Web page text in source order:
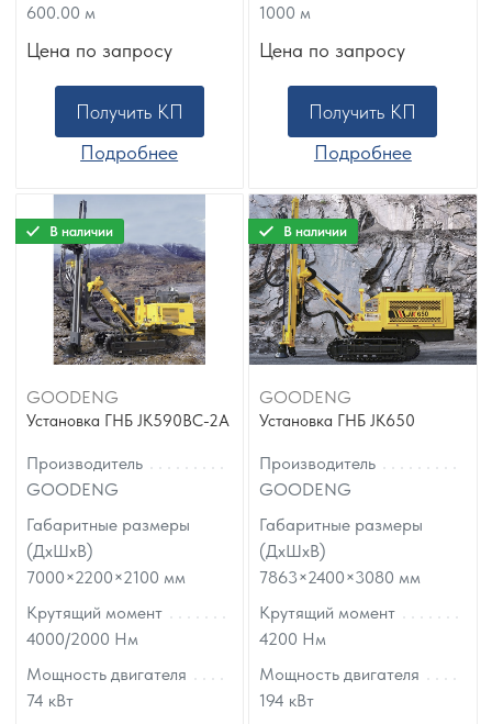
600.00 м
Цена по запросу
Получить КП
Подробнее
1000 м
Цена по запросу
Получить КП
Подробнее
В наличии
GOODENG
Установка ГНБ JK590BC-2A
Производитель
GOODENG
Габаритные размеры
(ДхШхВ)
7000×2200×2100 мм
Крутящий момент
4000/2000 Нм
Мощность двигателя
74 кВт
В наличии
GOODENG
Установка ГНБ JK650
Производитель
GOODENG
Габаритные размеры
(ДхШхВ)
7863×2400×3080мм
Крутящий момент
4200 Нм
Мощность двигателя
194 кВт